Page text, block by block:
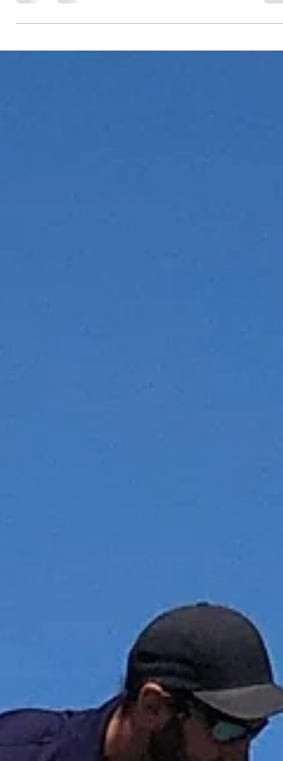
indépendants autorisés, Tous certifiés et
assurés Nous avons une équipe